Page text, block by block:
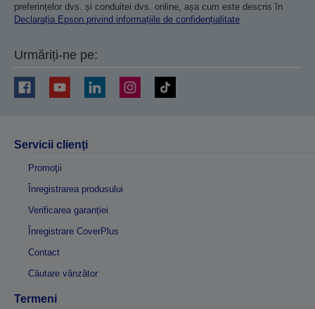
preferințelor dvs. și conduitei dvs. online, așa cum este descris în
Declarația Epson privind informațiile de confidențialitate
Urmăriți-ne pe:
Servicii clienţi
Promoţii
Înregistrarea produsului
Verificarea garanției
Înregistrare CoverPlus
Contact
Căutare vânzător
Termeni